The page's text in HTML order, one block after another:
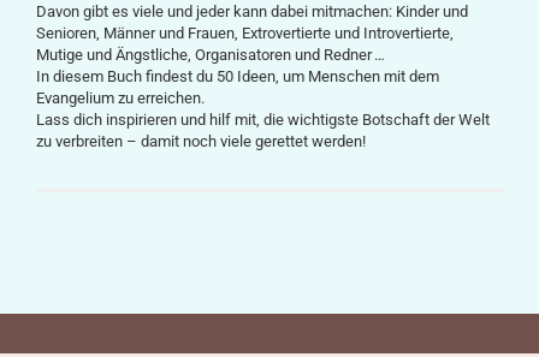
Davon gibt es viele und jeder kann dabei mitmachen: Kinder und
Senioren, Männer und Frauen, Extrovertierte und Introvertierte,
Mutige und Ängstliche, Organisatoren und Redner …
In diesem Buch findest du 50 Ideen, um Menschen mit dem
Evangelium zu erreichen.
Lass dich inspirieren und hilf mit, die wichtigste Botschaft der Welt
zu verbreiten – damit noch viele gerettet werden!